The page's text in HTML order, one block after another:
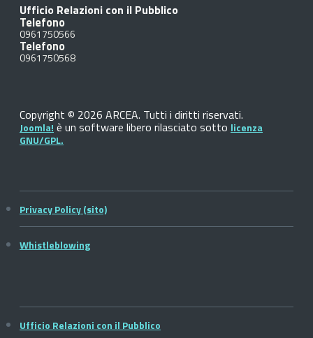
Ufficio Relazioni con il Pubblico
Telefono
0961750566
Telefono
0961750568
Copyright © 2026 ARCEA. Tutti i diritti riservati.
Joomla! è un software libero rilasciato sotto licenza
GNU/GPL.
Privacy Policy (sito)
Whistleblowing
Ufficio Relazioni con il Pubblico